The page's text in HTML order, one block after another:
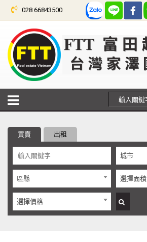
028 66843500
買賣 出租
城市
區縣 選擇面積
選擇價格